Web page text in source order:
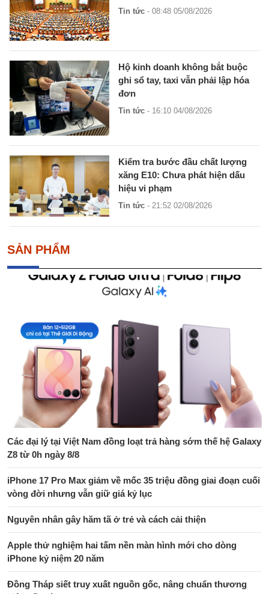
Tin tức - 08:48 05/08/2026
Hộ kinh doanh không bắt buộc
ghi sổ tay, taxi vẫn phải lập hóa
đơn
Tin tức - 16:10 04/08/2026
Kiểm tra bước đầu chất lượng
xăng E10: Chưa phát hiện dấu
hiệu vi phạm
Tin tức - 21:52 02/08/2026
SẢN PHẨM
Các đại lý tại Việt Nam đồng loạt trả hàng sớm thế hệ Galaxy
Z8 từ 0h ngày 8/8
iPhone 17 Pro Max giảm về mốc 35 triệu đồng giai đoạn cuối
vòng đời nhưng vẫn giữ giá kỷ lục
Nguyên nhân gây hăm tã ở trẻ và cách cải thiện
Apple thử nghiệm hai tấm nền màn hình mới cho dòng
iPhone kỷ niệm 20 năm
Đồng Tháp siết truy xuất nguồn gốc, nâng chuẩn thương